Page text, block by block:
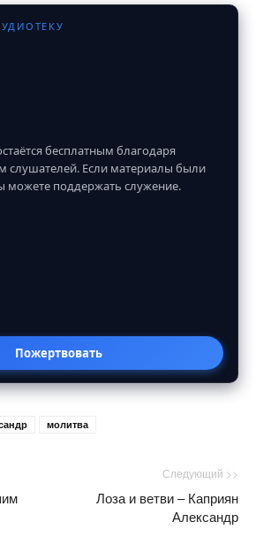
бесплатным благодаря
слушателей. Если материалы были
можете поддержать служение.
Пожертвовать
молитва
Следующий >>
Лоза и ветви – Каприян
Александр